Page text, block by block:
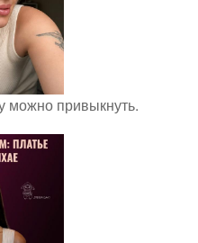
можно привыкнуть.